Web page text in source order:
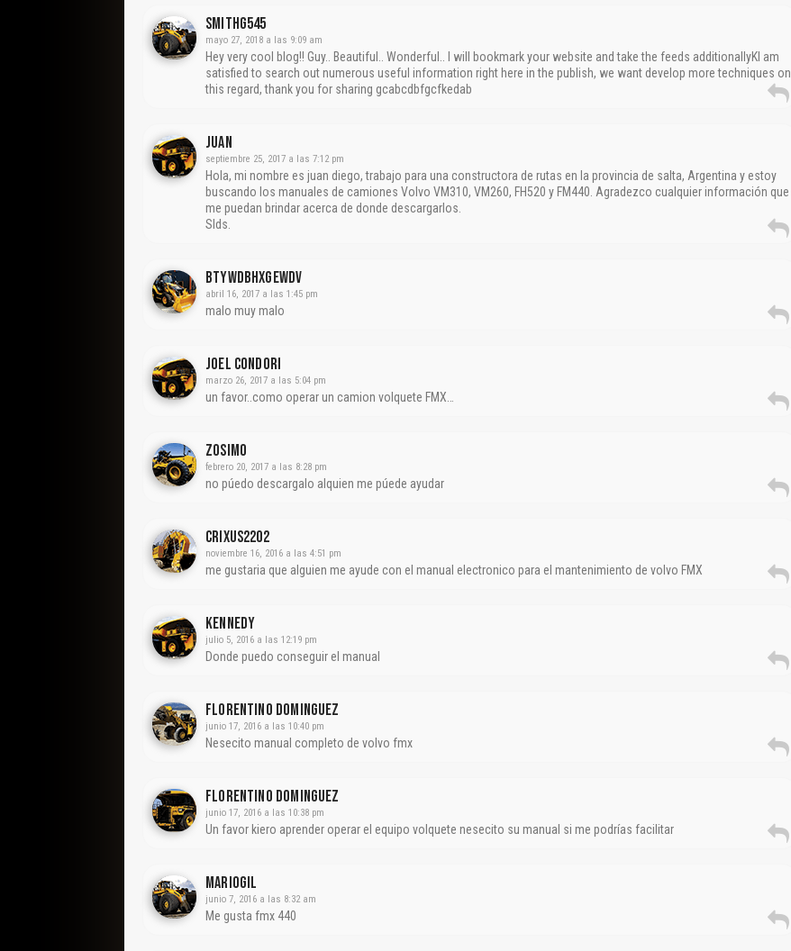
Smithg545
mayo 27, 2018 a las 9:09 am
Hey very cool blog!! Guy.. Beautiful.. Wonderful.. I will bookmark your website and take the feeds additionallyKI am
satisfied to search out numerous useful information right here in the publish, we want develop more techniques on
this regard, thank you for sharing gcabcdbfgcfkedab
Juan
septiembre 25, 2017 a las 7:12 pm
Hola, mi nombre es juan diego, trabajo para una constructora de rutas en la provincia de salta, Argentina y estoy
buscando los manuales de camiones Volvo VM310, VM260, FH520 y FM440. Agradezco cualquier información que
me puedan brindar acerca de donde descargarlos.
Slds.
Btywdbhxgewdv
abril 16, 2017 a las 1:45 pm
malo muy malo
Joel Condori
marzo 26, 2017 a las 5:04 pm
un favor..como operar un camion volquete FMX…
Zosimo
febrero 20, 2017 a las 8:28 pm
no púedo descargalo alquien me púede ayudar
Crixus2202
noviembre 16, 2016 a las 4:51 pm
me gustaria que alguien me ayude con el manual electronico para el mantenimiento de volvo FMX
Kennedy
julio 5, 2016 a las 12:19 pm
Donde puedo conseguir el manual
Florentino Dominguez
junio 17, 2016 a las 10:40 pm
Nesecito manual completo de volvo fmx
Florentino Dominguez
junio 17, 2016 a las 10:38 pm
Un favor kiero aprender operar el equipo volquete nesecito su manual si me podrías facilitar
Mariogil
junio 7, 2016 a las 8:32 am
Me gusta fmx 440